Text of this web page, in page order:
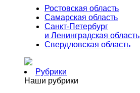
Ростовская область
Самарская область
Санкт-Петербург
и Ленинградская область
Свердловская область
Рубрики
Наши рубрики